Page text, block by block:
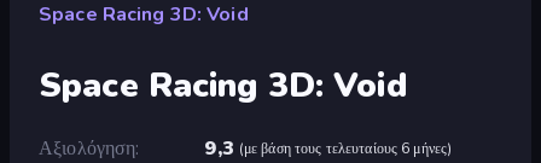
Space Racing 3D: Void
Space Racing 3D: Void
Αξιολόγηση 9,3 (με βάση τους τελευταίους 6 μήνες)